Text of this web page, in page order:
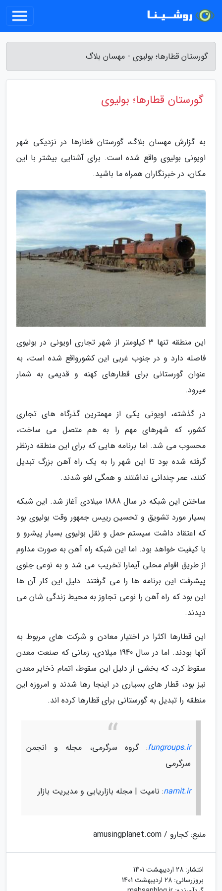
گورستان قطارها؛ بولیوی - مهسان بلاگ
گورستان قطارها؛ بولیوی
به گزارش مهسان بلاگ، گورستان قطارها در نزدیکی شهر
اویونی بولیوی واقع شده است. برای آشنایی بیشتر با این
مکان، در خبرنگاران همراه ما باشید.
این منطقه تنها 3 کیلومتر از شهر تجاری اویونی در بولیوی
فاصله دارد و در جنوب غربی این کشورواقع شده است، به
عنوان گورستانی برای قطارهای کهنه و قدیمی به شمار
میرود.
در گذشته، اویونی یکی از مهمترین گذرگاه های تجاری
کشور، که شهرهای مهم را به هم متصل می ساخت،
محسوب می شد. اما برنامه هایی که برای این منطقه درنظر
گرفته شده بود تا این شهر را به یک راه آهن بزرگ تبدیل
کنند، عمر چندانی نداشتند و همگی لغو شدند.
ساختن این شبکه در سال 1888 میلادی آغاز شد. این شبکه
بسیار مورد تشویق و تحسین رییس جمهور وقت بولیوی بود
که اعتقاد داشت سیستم حمل و نقل بولیوی بسیار پیشرو و
با کیفیت خواهد بود. اما این شبکه راه آهن به صورت مداوم
از طریق اقوام محلی آیمارا تخریب می شد و به نوعی جلوی
پیشرفت این برنامه ها را می گرفتند. دلیل این کار آن ها
این بود که راه آهن را نوعی تجاوز به محیط زندگی شان می
دیدند.
این قطارها اکثرا در اختیار معادن و شرکت های مربوط به
آنها بودند. اما در سال 1940 میلادی، زمانی که صنعت معدن
سقوط کرد، که بخشی از دلیل این سقوط، اتمام ذخایر معدن
نیز بود، قطار های بسیاری در اینجا رها شدند و امروزه این
منطقه را تبدیل به گورستانی برای قطارها کرده اند.
fungroups.ir: گروه سرگرمی، مجله و انجمن
سرگرمی
namit.ir: نامیت | مجله بازاریابی و مدیریت بازار
منبع: کجارو / amusingplanet.com
انتشار: 28 اردیبهشت 1401
بروزرسانی: 28 اردیبهشت 1401